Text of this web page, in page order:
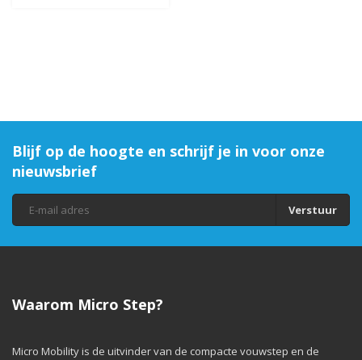
Blijf op de hoogte en schrijf je in voor onze
nieuwsbrief
Verstuur
Waarom Micro Step?
Micro Mobility is de uitvinder van de compacte vouwstep en de